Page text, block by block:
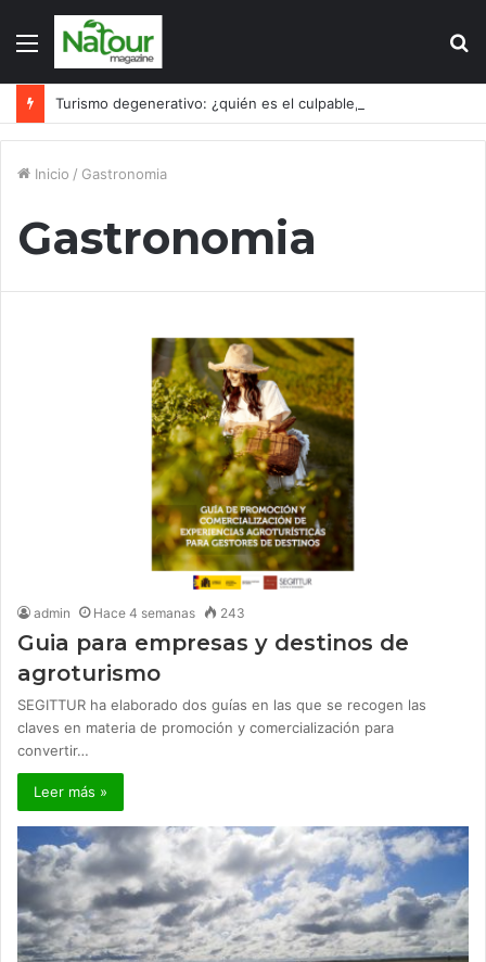
Menú
Inicio / Gastronomia
Gastronomia
admin Hace 4 semanas 243
Guia para empresas y destinos de
agroturismo
SEGITTUR ha elaborado dos guías en las que se recogen las
claves en materia de promoción y comercialización para
convertir…
Leer más »